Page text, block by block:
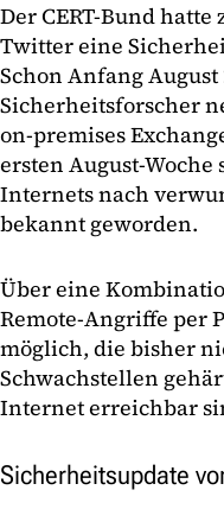
Der CERT-Bund hatte
Twitter eine
Schon Anfang
Sicherheitsforscher
on-premises
ersten August-Woche
Internets nach
bekannt geworden.
Über eine
Remote-Angriffe per
möglich, die bisher
Schwachstellen
Internet erreichbar
Sicherheitsupdate